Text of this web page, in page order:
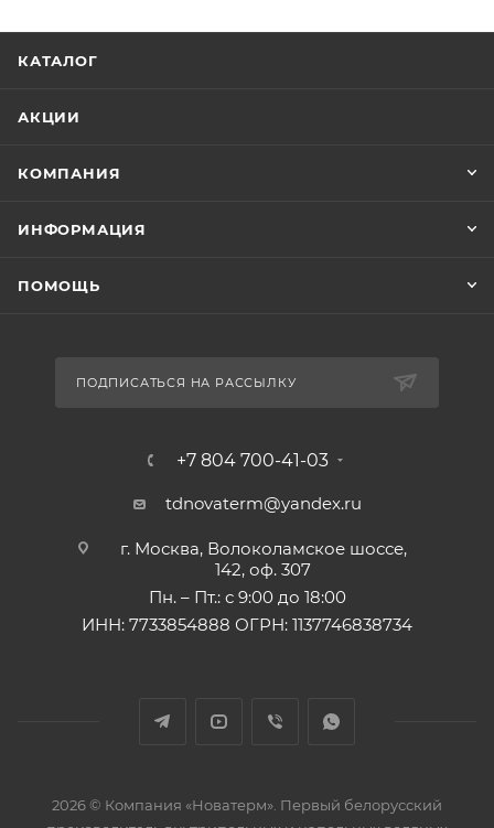
КАТАЛОГ
АКЦИИ
КОМПАНИЯ
ИНФОРМАЦИЯ
ПОМОЩЬ
ПОДПИСАТЬСЯ НА РАССЫЛКУ
+7 804 700-41-03
tdnovaterm@yandex.ru
г. Москва, Волоколамское шоссе,
142, оф. 307
Пн. – Пт.: с 9:00 до 18:00
ИНН: 7733854888 ОГРН: 1137746838734
2026 © Компания «Новатерм». Первый белорусский